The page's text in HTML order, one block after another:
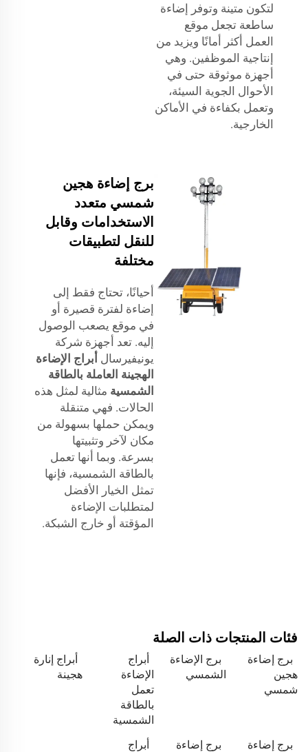
لتكون متينة وتوفر إضاءة
ساطعة تجعل موقع
العمل أكثر أمانًا ويزيد من
إنتاجية الموظفين. وهي
أجهزة موثوقة حتى في
الأحوال الجوية السيئة،
وتعمل بكفاءة في الأماكن
الخارجية.
برج إضاءة هجين
شمسي متعدد
الاستخدامات وقابل
للنقل لتطبيقات
مختلفة
أحيانًا، تحتاج فقط إلى
إضاءة لفترة قصيرة أو
في موقع يصعب الوصول
إليه. تعد أجهزة شركة
يونيفيرسال أبراج الإضاءة
الهجينة العاملة بالطاقة
الشمسية مثالية لمثل هذه
الحالات. فهي متنقلة
ويمكن حملها بسهولة من
مكان لآخر وتثبيتها
بسرعة. وبما أنها تعمل
بالطاقة الشمسية، فإنها
تمثل الخيار الأفضل
لمتطلبات الإضاءة
المؤقتة أو خارج الشبكة.
فئات المنتجات ذات الصلة
برج إضاءة
هجين
شمسي
برج الإضاءة
الشمسي
أبراج
الإضاءة
تعمل
بالطاقة
الشمسية
أبراج إنارة
هجينة
برج إضاءة
برج إضاءة
أبراج